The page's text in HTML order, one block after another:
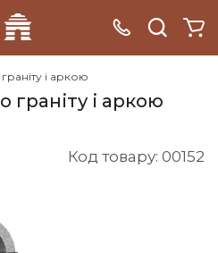
і аркою
граніту і аркою
Код товару: 00152